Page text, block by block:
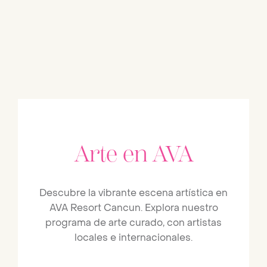
Arte en AVA
Descubre la vibrante escena artística en
AVA Resort Cancun. Explora nuestro
programa de arte curado, con artistas
locales e internacionales.